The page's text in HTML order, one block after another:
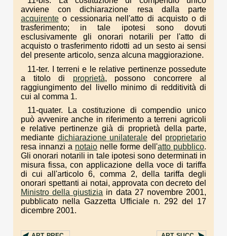
avviene con dichiarazione resa dalla parte
acquirente o cessionaria nell'atto di acquisto o di
trasferimento; in tale ipotesi sono dovuti
esclusivamente gli onorari notarili per l'atto di
acquisto o trasferimento ridotti ad un sesto ai sensi
del presente articolo, senza alcuna maggiorazione.
11-ter. I terreni e le relative pertinenze possedute
a titolo di proprietà, possono concorrere al
raggiungimento del livello minimo di redditività di
cui al comma 1.
11-quater. La costituzione di compendio unico
può avvenire anche in riferimento a terreni agricoli
e relative pertinenze già di proprietà della parte,
mediante dichiarazione unilaterale del proprietario
resa innanzi a notaio nelle forme dell'atto pubblico.
Gli onorari notarili in tale ipotesi sono determinati in
misura fissa, con applicazione della voce di tariffa
di cui all'articolo 6, comma 2, della tariffa degli
onorari spettanti ai notai, approvata con decreto del
Ministro della giustizia in data 27 novembre 2001,
pubblicato nella Gazzetta Ufficiale n. 292 del 17
dicembre 2001.